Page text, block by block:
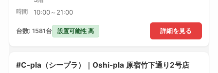
時間 10:00～21:00
詳細を見る
台数: 1581台 設置可能性 高
#C-pla（シープラ）｜Oshi-pla 原宿竹下通り2号店